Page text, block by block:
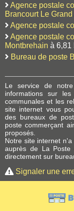
Agence postale
Brancourt Le Grand
Agence postale
Agence postale
Montbrehain à 6,81
Bureau de poste
Le service de
informations sur
communales et les
site internet vous
des bureaux de
poste commerçant
proposés.
Notre site internet
auprès de La
directement sur
Signaler une